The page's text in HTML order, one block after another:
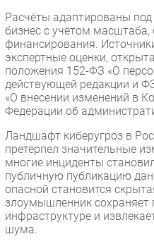
Расчёты адаптированы
бизнес с учётом
финансирования.
экспертные оценки,
положения 152-ФЗ «О
действующей редакции и
«О внесении изменений в
Федерации об
Ландшафт киберугроз в
претерпел значительные
многие инциденты
публичную публикацию
опасной становится
злоумышленник сохраняет
инфраструктуре и
шума.